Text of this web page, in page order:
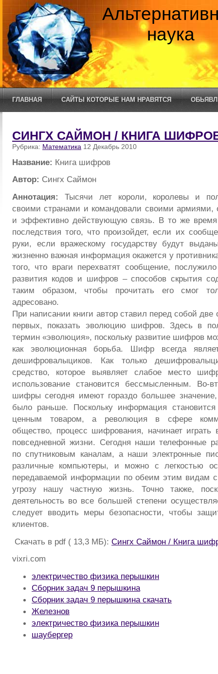
наука
ГЛАВНАЯ САЙТЫ КОТОРЫЕ НАМ НРАВЯТСЯ
СИНГХ САЙМОН / КНИГА
Рубрика: Математика 12 Декабрь 2010
Название: Книга шифров
Автор: Сингх Саймон
Аннотация: Тысячи лет короли, королевы и
своими странами и командовали своими армиями,
и эффективно действующую связь. В то же время
последствия того, что произойдет, если их
руки, если вражескому государству будут
жизненно важная информация окажется у
того, что враги перехватят сообщение,
развития кодов и шифров – способов скрытия
таким образом, чтобы прочитать его смог
адресовано.
При написании книги автор ставил перед собой
первых, показать эволюцию шифров. Здесь в
термин «эволюция», поскольку развитие шифров
как эволюционная борьба. Шифр всегда
дешифровалыциков. Как только
средство, которое выявляет слабое место
использование становится бессмысленным. Во-
шифры сегодня имеют гораздо большее
было раньше. Поскольку информация
ценным товаром, а революция в сфере
общество, процесс шифрования, начинает
повседневной жизни. Сегодня наши телефонные
по спутниковым каналам, а наши электронные
различные компьютеры, и можно с легкостью
передаваемой информации по обеим этим видам
угрозу нашу частную жизнь. Точно также,
деятельность во все большей степени
следует вводить меры безопасности, чтобы
клиентов.
Скачать в pdf ( 13,3 МБ): Сингх Саймон / Книга
vixri.com
электричество физика перышкин
Сборник задач 9 перышкина
Сборник задач 9 перышкина скачать
Железнов
электричество физика перышкин
шаубергер